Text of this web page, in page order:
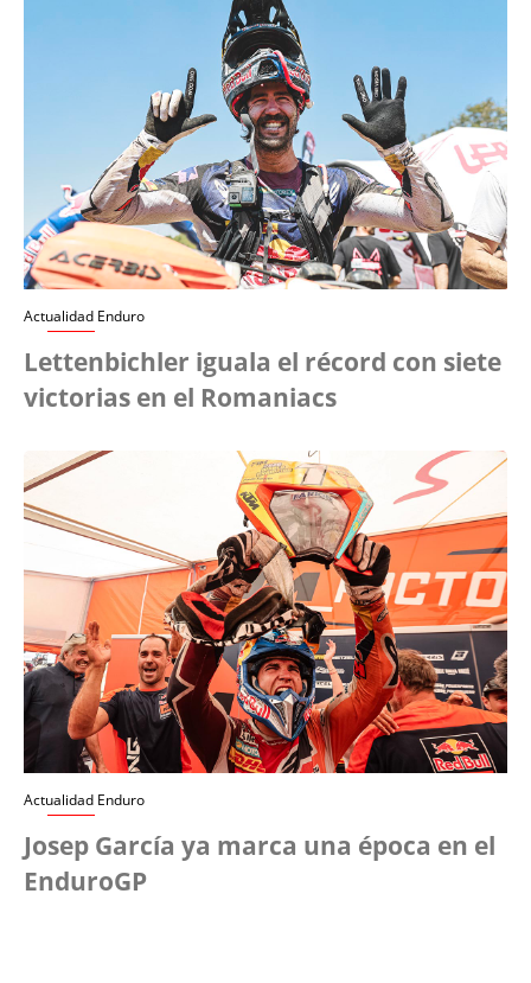
Actualidad Enduro
Lettenbichler iguala el récord con siete
victorias en el Romaniacs
Actualidad Enduro
Josep García ya marca una época en el
EnduroGP